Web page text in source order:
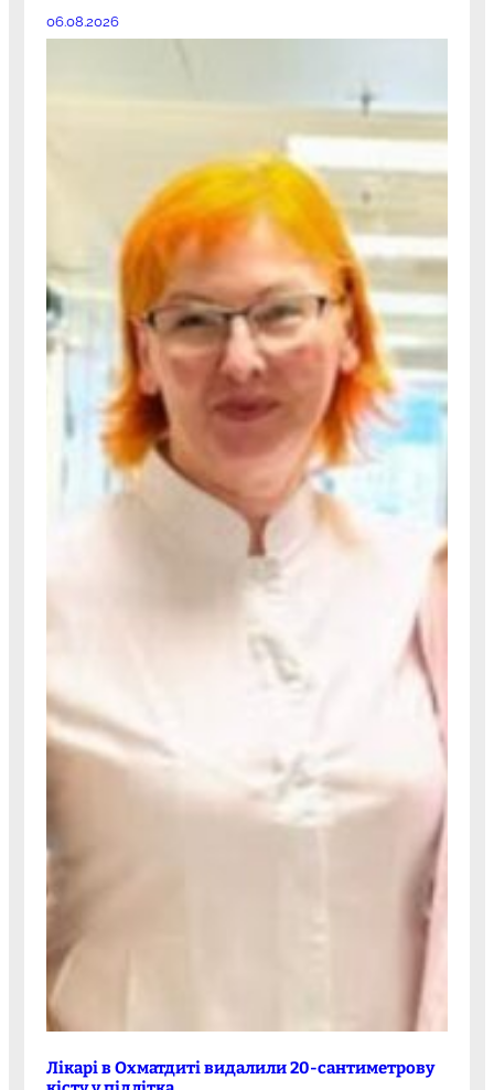
06.08.2026
Лікарі в Охматдиті видалили 20-сантиметрову